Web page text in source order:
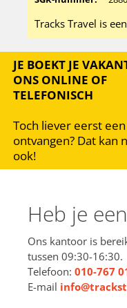
Tracks Travel is
JE BOEKT JE
ONS ONLINE OF
TELEFONISCH
Toch liever eerst
ontvangen? Dat kan
ook!
Heb je
Ons kantoor is
tussen 09:30-16:30.
Telefoon: 010-767
E-mail